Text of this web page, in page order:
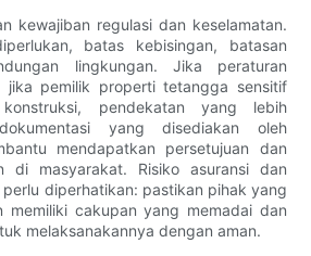
kewajiban regulasi dan keselamatan.
batas kebisingan, batasan
lingkungan. Jika peraturan
pemilik properti tetangga sensitif
pendekatan yang lebih
yang disediakan oleh
mendapatkan persetujuan dan
di masyarakat. Risiko asuransi dan
diperhatikan: pastikan pihak yang
memiliki cakupan yang memadai dan
melaksanakannya dengan aman.